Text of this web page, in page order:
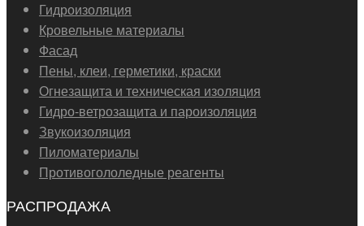
Гидроизоляция
Кровельные материалы
Фасад
Пены, клеи, герметики, краски
Огнезащита и техническая изоляция
Гидро-ветрозащита и пароизоляция
Звукоизоляция
Пиломатериалы
Противогололедные реагенты
РАСПРОДАЖА